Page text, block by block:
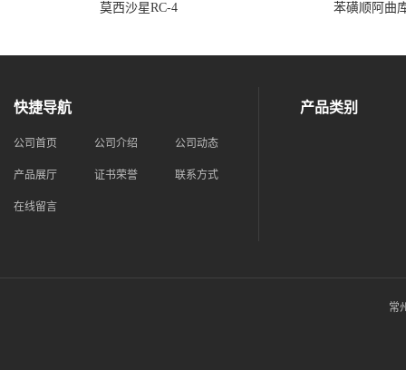
莫西沙星RC-4 苯磺顺阿曲
快捷导航
公司首页 公司介绍 公司动态
产品展厅 证书荣誉 联系方式
在线留言
产品类别
常